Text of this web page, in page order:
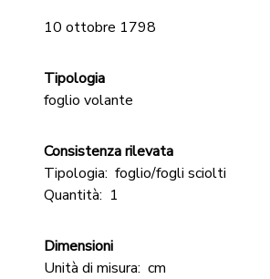
10 ottobre 1798
Tipologia
foglio volante
Consistenza rilevata
Tipologia: foglio/fogli sciolti
Quantità: 1
Dimensioni
Unità di misura: cm